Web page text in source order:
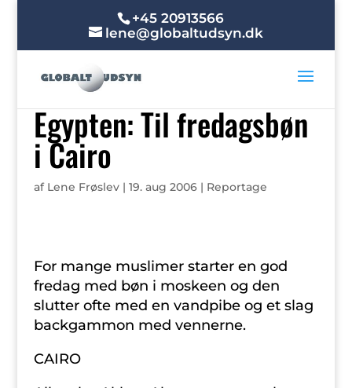
+45 20913566
lene@globaltudsyn.dk
Egypten: Til fredagsbøn
i Cairo
af Lene Frøslev| 19. aug 2006| Reportage
For mange muslimer starter en god
fredag med bøn i moskeen og den
slutter ofte med en vandpibe og et slag
backgammon med vennerne.
CAIRO